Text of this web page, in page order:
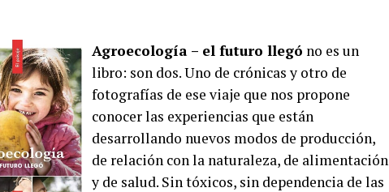
Agroecología – el futuro llegó no es un
libro: son dos. Uno de crónicas y otro de
fotografías de ese viaje que nos propone
conocer las experiencias que están
desarrollando nuevos modos de producción,
de relación con la naturaleza, de alimentación
y de salud. Sin tóxicos, sin dependencia de las